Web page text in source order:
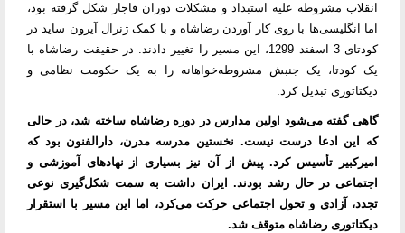
انقلاب مشروطه علیه استبداد و مشکلات دوران قاجار شکل گرفته بود،
اما انگلیسی‌ها با روی کار آوردن رضاشاه و با کمک ژنرال آیرون ساید در
کودتای 3 اسفند 1299، این مسیر را تغییر دادند. در حقیقت رضاشاه با
یک کودتا، یک جنبش مشروطه‌خواهانه را به یک حکومت نظامی و
دیکتاتوری تبدیل کرد.
گاهی گفته می‌شود اولین مدارس در دوره رضاشاه ساخته شد، در حالی
که این ادعا درست نیست. نخستین مدرسه مدرن، دارالفنون بود که
امیرکبیر تأسیس کرد. پیش از آن نیز بسیاری از نهادهای آموزشی و
اجتماعی در حال رشد بودند. ایران داشت به سمت شکل‌گیری نوعی
تجدد، آزادی و تحول اجتماعی حرکت می‌کرد، اما این مسیر با استقرار
دیکتاتوری رضاشاه متوقف شد.